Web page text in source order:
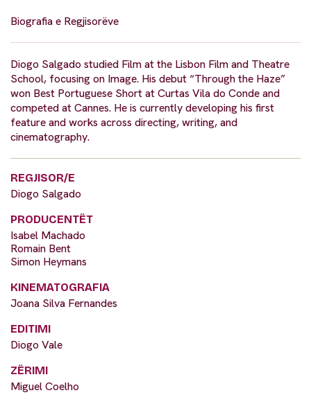
Biografia e Regjisorëve
Diogo Salgado studied Film at the Lisbon Film and Theatre
School, focusing on Image. His debut “Through the Haze”
won Best Portuguese Short at Curtas Vila do Conde and
competed at Cannes. He is currently developing his first
feature and works across directing, writing, and
cinematography.
REGJISOR/E
Diogo Salgado
PRODUCENTËT
Isabel Machado
Romain Bent
Simon Heymans
KINEMATOGRAFIA
Joana Silva Fernandes
EDITIMI
Diogo Vale
ZËRIMI
Miguel Coelho